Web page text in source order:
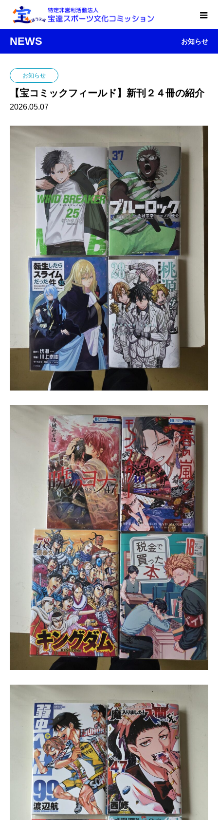
NEWS お知らせ
お知らせ
【宝コミックフィールド】新刊２４冊の紹介
2026.05.07